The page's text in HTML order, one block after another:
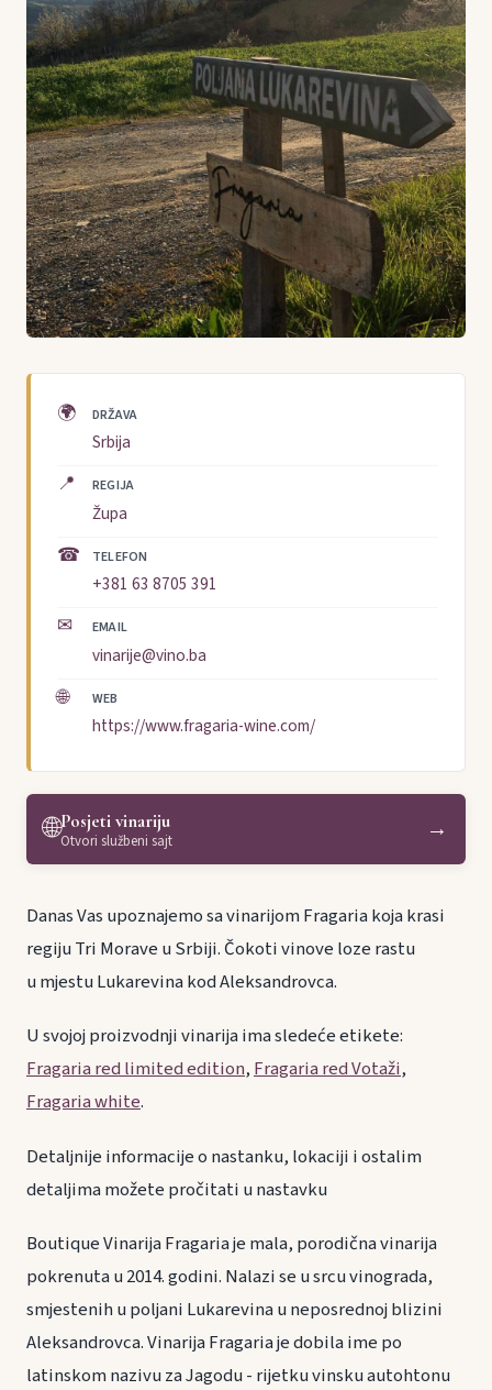
🌍 DRŽAVA
Srbija
📍 REGIJA
Župa
☎ TELEFON
+381 63 8705 391
✉ EMAIL
vinarije@vino.ba
🌐 WEB
https://www.fragaria-wine.com/
🌐Posjeti vinariju
Otvori službeni sajt →
Danas Vas upoznajemo sa vinarijom Fragaria koja krasi
regiju Tri Morave u Srbiji. Čokoti vinove loze rastu
u mjestu Lukarevina kod Aleksandrovca.
U svojoj proizvodnji vinarija ima sledeće etikete:
Fragaria red limited edition,Fragaria red Votaži,
Fragaria white.
Detaljnije informacije o nastanku, lokaciji i ostalim
detaljima možete pročitati u nastavku
Boutique Vinarija Fragaria je mala, porodična vinarija
pokrenuta u 2014. godini. Nalazi se u srcu vinograda,
smjestenih u poljani Lukarevina u neposrednoj blizini
Aleksandrovca. Vinarija Fragaria je dobila ime po
latinskom nazivu za Jagodu - rijetku vinsku autohtonu